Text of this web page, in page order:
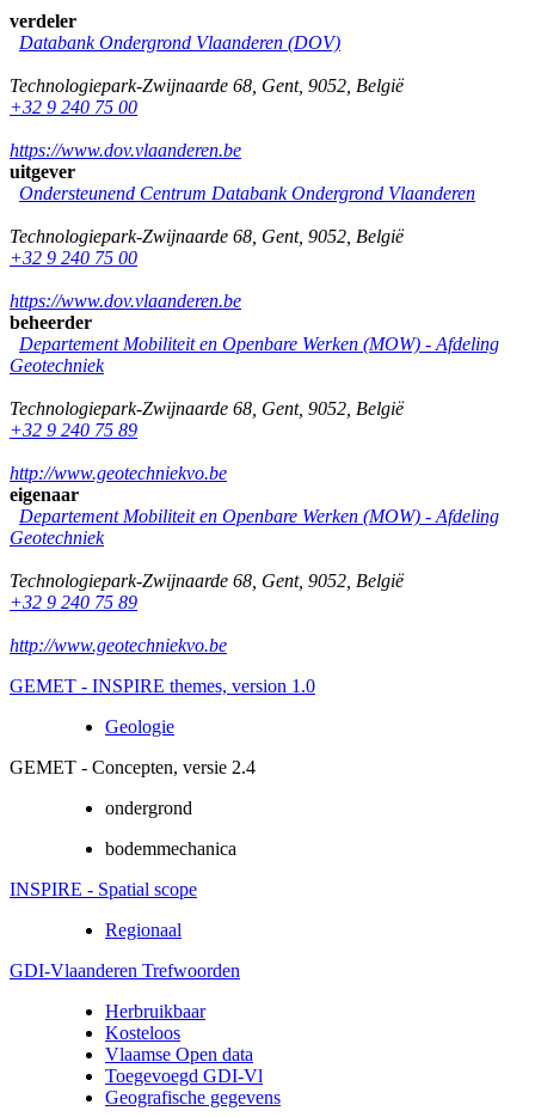
verdeler
Databank Ondergrond Vlaanderen (DOV)
Technologiepark-Zwijnaarde 68 Gent, 9052 België
+32 9 240 75 00
https://www.dov.vlaanderen.be
uitgever
Ondersteunend Centrum Databank Ondergrond Vlaanderen
Technologiepark-Zwijnaarde 68 Gent, 9052 België
+32 9 240 75 00
https://www.dov.vlaanderen.be
beheerder
Departement Mobiliteit en Openbare Werken (MOW) - Afdeling
Geotechniek
Technologiepark-Zwijnaarde 68 Gent, 9052 België
+32 9 240 75 89
http://www.geotechniekvo.be
eigenaar
Departement Mobiliteit en Openbare Werken (MOW) - Afdeling
Geotechniek
Technologiepark-Zwijnaarde 68 Gent, 9052 België
+32 9 240 75 89
http://www.geotechniekvo.be
GEMET - INSPIRE themes, version 1.0
Geologie
GEMET - Concepten, versie 2.4
ondergrond
bodemmechanica
INSPIRE - Spatial scope
Regionaal
GDI-Vlaanderen Trefwoorden
Herbruikbaar
Kosteloos
Vlaamse Open data
Toegevoegd GDI-Vl
Geografische gegevens